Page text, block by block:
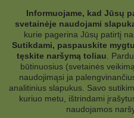
Kategorijos
Kosmetika
Kūno priežiūrai
Nuo
Kūno
Informuojame, kad Jūsų
svetainėje naudojami
kurie pagerina Jūsų patirtį
Sutikdami, paspauskite
tęskite naršymą toliau
būtinuosius (svetainės
naudojimąsi ja
analitinius slapukus. Savo
kuriuo metu, ištrindami
naudojamos